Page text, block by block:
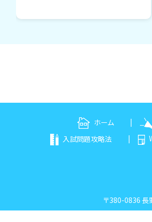
ホーム
入試問題攻略法
〒380-0836